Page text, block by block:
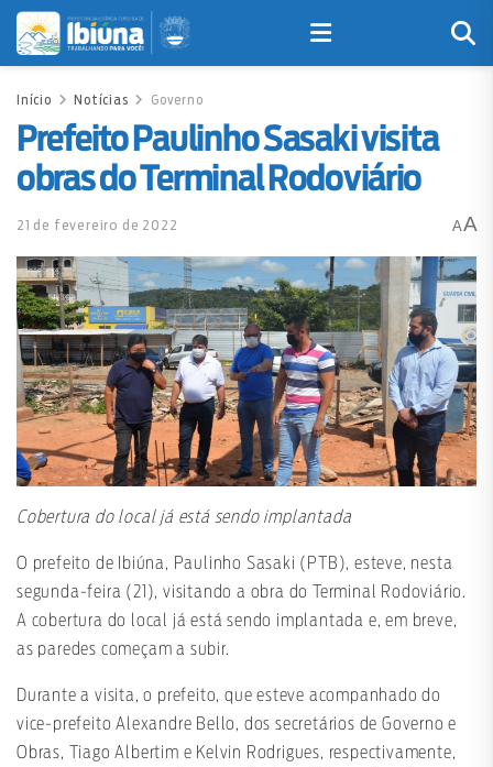
Início Notícias Governo
Prefeito Paulinho Sasaki visita
obras do Terminal Rodoviário
21 de fevereiro de 2022 AA
Cobertura do local já está sendo implantada
O prefeito de Ibiúna, Paulinho Sasaki (PTB), esteve, nesta
segunda-feira (21), visitando a obra do Terminal Rodoviário.
A cobertura do local já está sendo implantada e, em breve,
as paredes começam a subir.
Durante a visita, o prefeito, que esteve acompanhado do
vice-prefeito Alexandre Bello, dos secretários de Governo e
Obras, Tiago Albertim e Kelvin Rodrigues, respectivamente,